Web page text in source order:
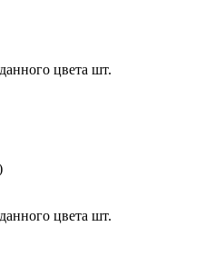
цвета шт.
цвета шт.